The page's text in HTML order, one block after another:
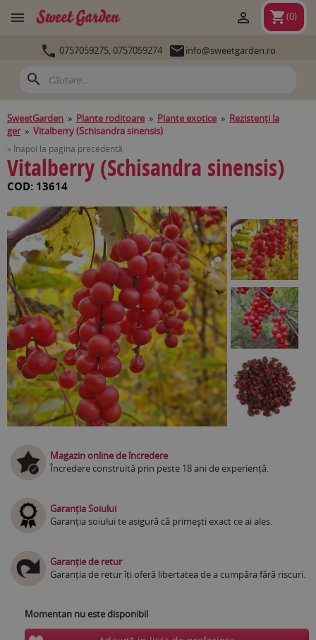
 shopping_cart(0)

 0757059275, 0757059274 info@sweetgarden.ro
search
SweetGarden » Plante roditoare » Plante exotice » Rezistenți la
ger» Vitalberry (Schisandra sinensis)
« Înapoi la pagina precedentă
Vitalberry (Schisandra sinensis)
COD: 13614
Magazin online de încredere
Încredere construită prin peste 18 ani de experiență.
Garanția Soiului
Garanția soiului te asigură că primești exact ce ai ales.
Garanție de retur
Garanția de retur îți oferă libertatea de a cumpăra fără riscuri.
Momentan nu este disponibil